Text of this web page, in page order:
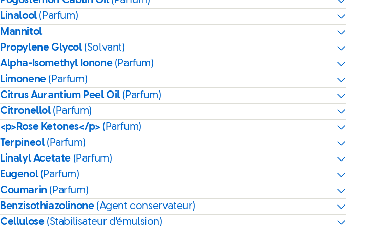
Linalool(Parfum)
Mannitol
Propylene Glycol(Solvant)
Alpha-Isomethyl Ionone (Parfum)
Limonene (Parfum)
Citrus Aurantium Peel Oil (Parfum)
Citronellol(Parfum)
<p>Rose Ketones</p> (Parfum)
Terpineol(Parfum)
Linalyl Acetate (Parfum)
Eugenol(Parfum)
Coumarin (Parfum)
Benzisothiazolinone (Agent conservateur)
Cellulose (Stabilisateur d'émulsion)